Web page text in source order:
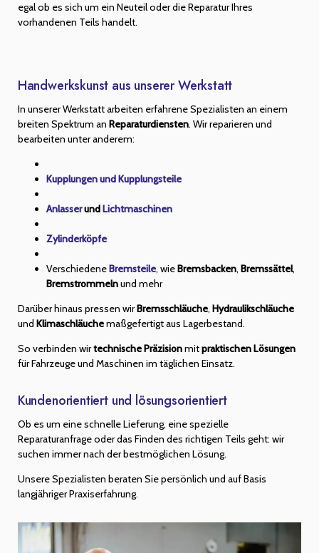
egal ob es sich um ein Neuteil oder die Reparatur Ihres
vorhandenen Teils handelt.
Handwerkskunst aus unserer Werkstatt
In unserer Werkstatt arbeiten erfahrene Spezialisten an einem
breiten Spektrum an Reparaturdiensten. Wir reparieren und
bearbeiten unter anderem:
Kupplungen und Kupplungsteile
AnlasserundLichtmaschinen
Zylinderköpfe
VerschiedeneBremsteile, wieBremsbacken, Bremssättel,
Bremstrommelnund mehr
Darüber hinaus pressen wirBremsschläuche, Hydraulikschläuche
und Klimaschläuchemaßgefertigt aus Lagerbestand.
So verbinden wirtechnische Präzisionmitpraktischen Lösungen
für Fahrzeuge und Maschinen im täglichen Einsatz.
Kundenorientiert und lösungsorientiert
Ob es um eine schnelle Lieferung, eine spezielle
Reparaturanfrage oder das Finden des richtigen Teils geht: wir
suchen immer nach der bestmöglichen Lösung.
Unsere Spezialisten beraten Sie persönlich und auf Basis
langjähriger Praxiserfahrung.